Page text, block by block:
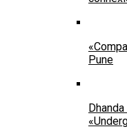
Pune